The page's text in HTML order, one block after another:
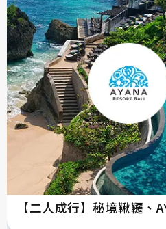
【二人成行】秘境鞦韆、